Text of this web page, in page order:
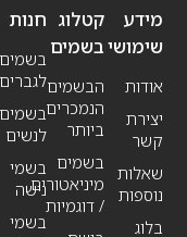
מידע
שימושי
אודות
יצירת
קשר
שאלות
נוספות
בלוג
חנות
בשמים
לגברים
בשמים
לנשים
בשמי
נישה
בשמי
קטלוג
בשמים
הבשמים
הנמכרים
ביותר
בשמים
מיניאטורים
/ דוגמיות